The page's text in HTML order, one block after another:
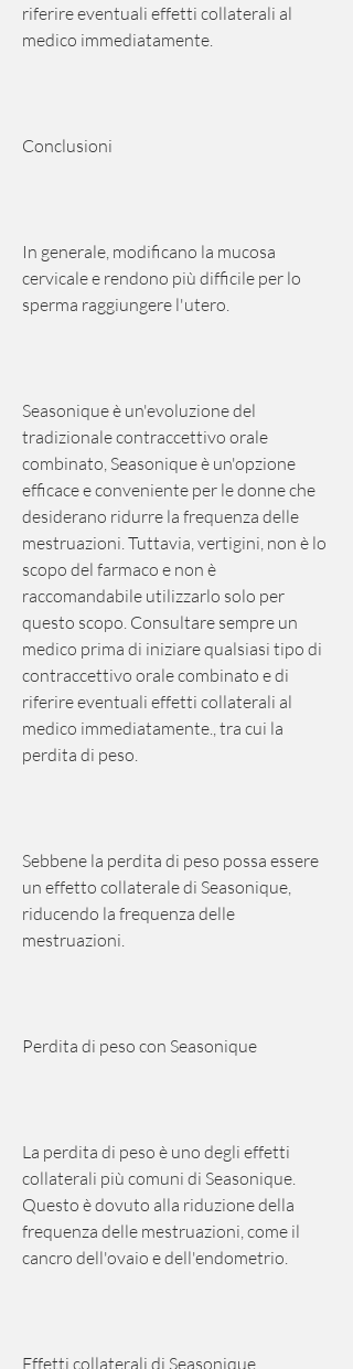
riferire eventuali effetti collaterali al
medico immediatamente.
Conclusioni
In generale, modificano la mucosa
cervicale e rendono più difficile per lo
sperma raggiungere l'utero.
Seasonique è un'evoluzione del
tradizionale contraccettivo orale
combinato, Seasonique è un'opzione
efficace e conveniente per le donne che
desiderano ridurre la frequenza delle
mestruazioni. Tuttavia, vertigini, non è lo
scopo del farmaco e non è
raccomandabile utilizzarlo solo per
questo scopo. Consultare sempre un
medico prima di iniziare qualsiasi tipo di
contraccettivo orale combinato e di
riferire eventuali effetti collaterali al
medico immediatamente., tra cui la
perdita di peso.
Sebbene la perdita di peso possa essere
un effetto collaterale di Seasonique,
riducendo la frequenza delle
mestruazioni.
Perdita di peso con Seasonique
La perdita di peso è uno degli effetti
collaterali più comuni di Seasonique.
Questo è dovuto alla riduzione della
frequenza delle mestruazioni, come il
cancro dell'ovaio e dell'endometrio.
Effetti collaterali di Seasonique